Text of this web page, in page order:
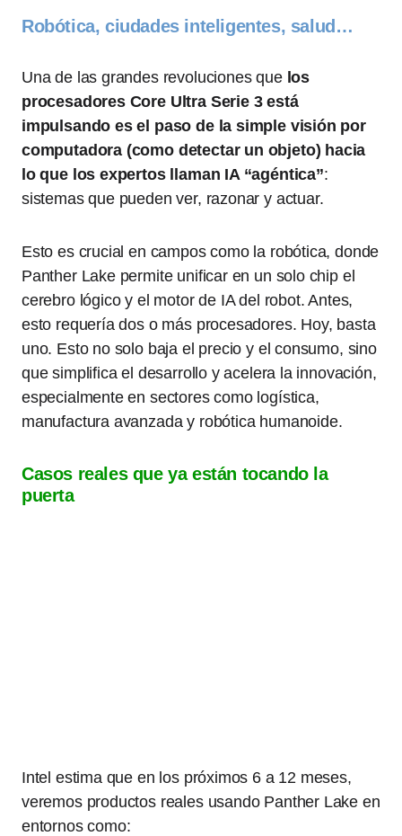
Robótica, ciudades inteligentes, salud…
Una de las grandes revoluciones que los
procesadores Core Ultra Serie 3 está
impulsando es el paso de la simple visión por
computadora (como detectar un objeto) hacia
lo que los expertos llaman IA “agéntica”:
sistemas que pueden ver, razonar y actuar.
Esto es crucial en campos como la robótica, donde
Panther Lake permite unificar en un solo chip el
cerebro lógico y el motor de IA del robot. Antes,
esto requería dos o más procesadores. Hoy, basta
uno. Esto no solo baja el precio y el consumo, sino
que simplifica el desarrollo y acelera la innovación,
especialmente en sectores como logística,
manufactura avanzada y robótica humanoide.
Casos reales que ya están tocando la
puerta
Intel estima que en los próximos 6 a 12 meses,
veremos productos reales usando Panther Lake en
entornos como: